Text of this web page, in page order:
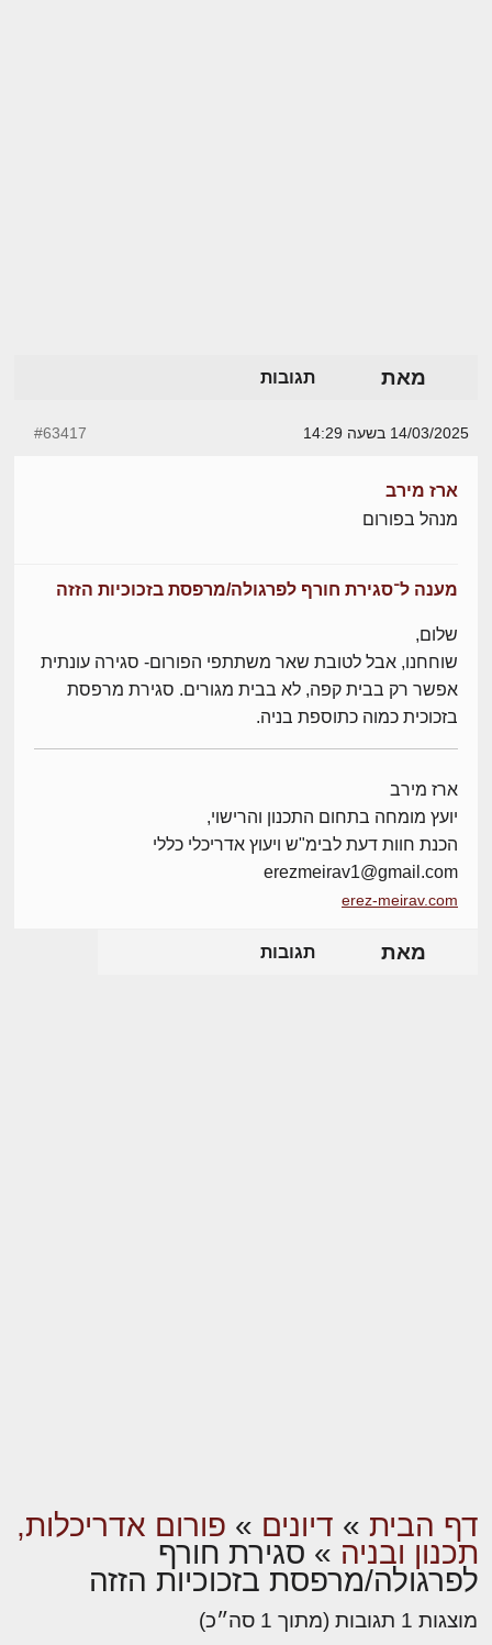
מאת תגובות
14/03/2025 בשעה 14:29 #63417
ארז מירב
מנהל בפורום
מענה ל־סגירת חורף לפרגולה/מרפסת בזכוכיות הזזה
שלום,
שוחחנו, אבל לטובת שאר משתתפי הפורום- סגירה עונתית
אפשר רק בבית קפה, לא בבית מגורים. סגירת מרפסת
בזכוכית כמוה כתוספת בניה.
ארז מירב
יועץ מומחה בתחום התכנון והרישוי,
הכנת חוות דעת לבימ"ש ויעוץ אדריכלי כללי
erezmeirav1@gmail.com
erez-meirav.com
מאת תגובות
דף הבית » דיונים » פורום אדריכלות,
תכנון ובניה » סגירת חורף
לפרגולה/מרפסת בזכוכיות הזזה
מוצגות 1 תגובות (מתוך 1 סה״כ)